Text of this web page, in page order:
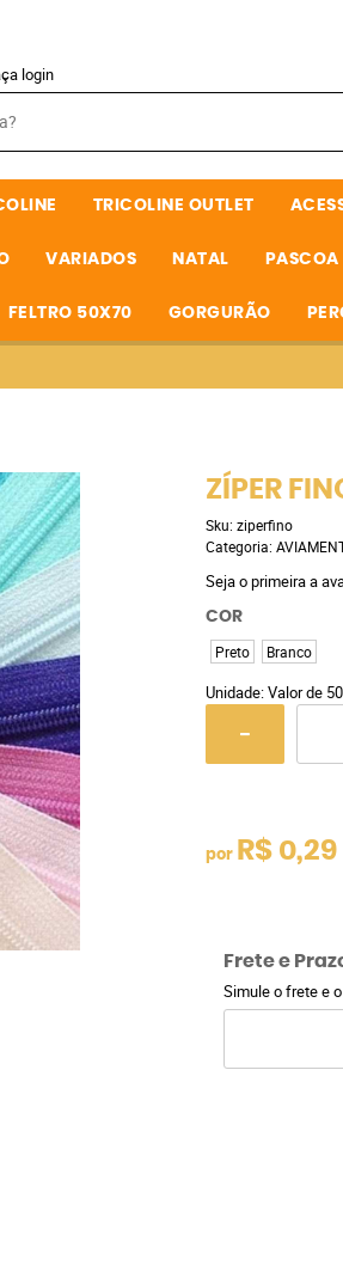
login
TRICOLINE OUTLET
VARIADOS NATAL PASCOA
FELTRO 50X70 GORGURÃO
ZÍPER
Sku: ziperfino
Categoria:
Seja o primeira a
COR
Preto Branco
Unidade: Valor de
por R$ 0,29
Frete e
Simule o frete e